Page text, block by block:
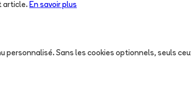
article. En savoir plus
Sans les cookies optionnels, seuls